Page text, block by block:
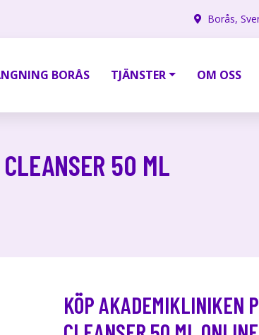
Borås,
BORÅS TJÄNSTER OM OSS
50 ML
KÖP AKADEMIKLINIKEN